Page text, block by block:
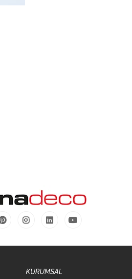
KURUMSAL